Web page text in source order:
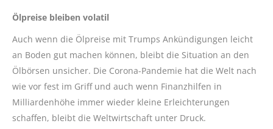
Ölpreise bleiben volatil
Auch wenn die Ölpreise mit Trumps Ankündigungen leicht
an Boden gut machen können, bleibt die Situation an den
Ölbörsen unsicher. Die Corona-Pandemie hat die Welt nach
wie vor fest im Griff und auch wenn Finanzhilfen in
Milliardenhöhe immer wieder kleine Erleichterungen
schaffen, bleibt die Weltwirtschaft unter Druck.